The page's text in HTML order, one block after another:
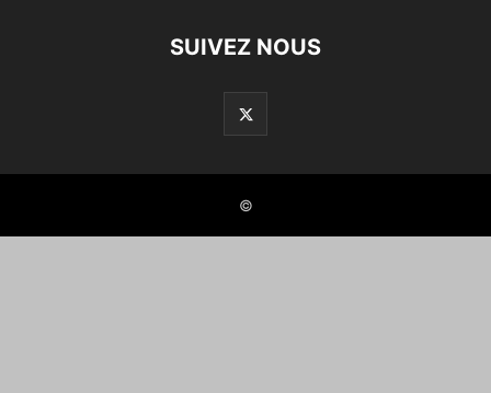
SUIVEZ NOUS
©